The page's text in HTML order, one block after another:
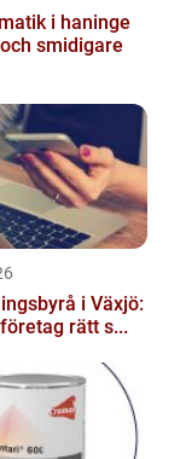
i haninge
smidigare
i Växjö:
rätt s...